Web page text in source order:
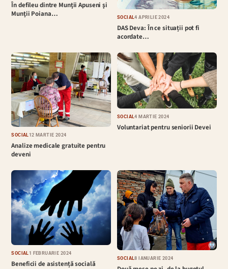
În defileu dintre Munţii Apuseni şi
Munţii Poiana…
SOCIAL4 APRILIE 2024
DAS Deva: În ce situații pot fi
acordate…
SOCIAL12 MARTIE 2024
Analize medicale gratuite pentru
deveni
SOCIAL4 MARTIE 2024
Voluntariat pentru seniorii Devei
SOCIAL1 FEBRUARIE 2024
Beneficii de asistență socială
SOCIAL8 IANUARIE 2024